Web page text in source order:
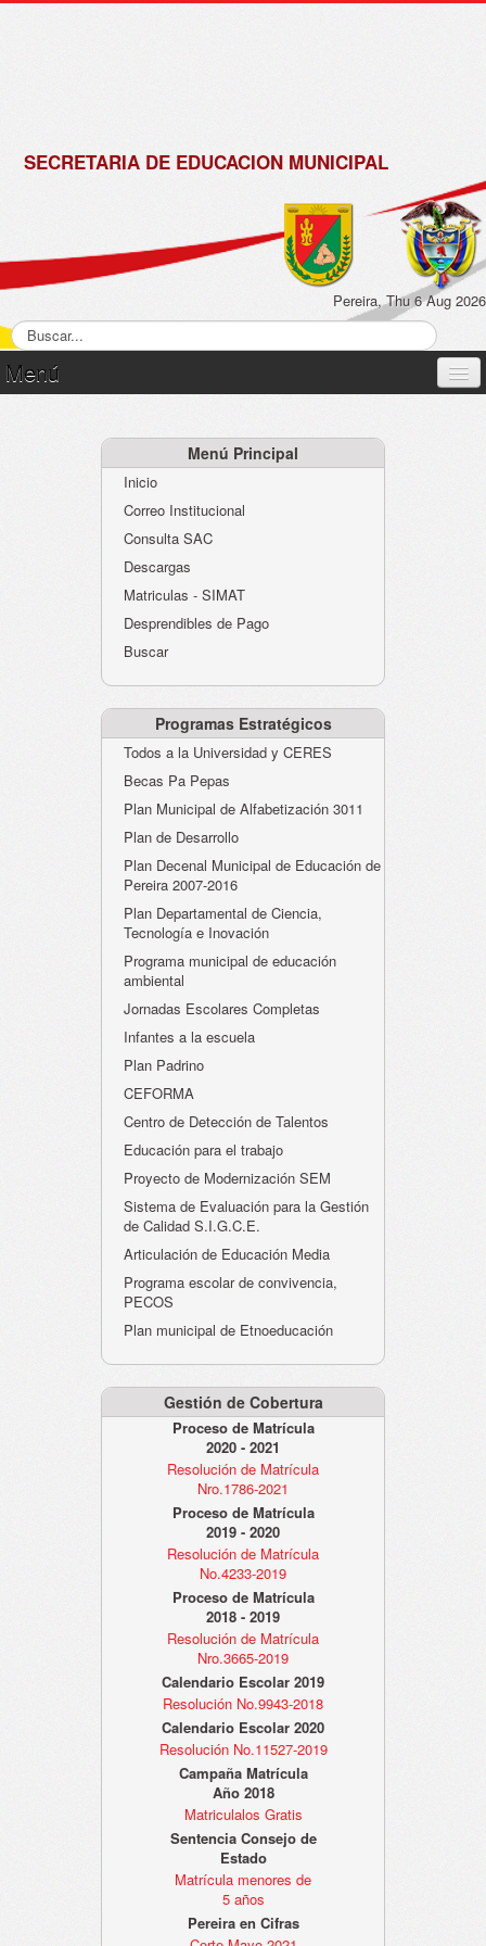
SECRETARIA DE EDUCACION MUNICIPAL
Pereira, Thu 6 Aug 2026
Menú
Atención al Ciudadano
Instituciones Educativas
Despacho Secretaría
Evaluación desempeño
Humano-Cesantías
Menú Principal
Inicio
Correo Institucional
Consulta SAC
Descargas
Matriculas - SIMAT
Desprendibles de Pago
Buscar
Programas Estratégicos
Todos a la Universidad y CERES
Becas Pa Pepas
Plan Municipal de Alfabetización 3011
Plan de Desarrollo
Plan Decenal Municipal de Educación de
Pereira 2007-2016
Plan Departamental de Ciencia,
Tecnología e Inovación
Programa municipal de educación
ambiental
Jornadas Escolares Completas
Infantes a la escuela
Plan Padrino
CEFORMA
Centro de Detección de Talentos
Educación para el trabajo
Proyecto de Modernización SEM
Sistema de Evaluación para la Gestión
de Calidad S.I.G.C.E.
Articulación de Educación Media
Programa escolar de convivencia,
PECOS
Plan municipal de Etnoeducación
Gestión de Cobertura
Proceso de Matrícula
2020 - 2021
Resolución de Matrícula
Nro.1786-2021
Proceso de Matrícula
2019 - 2020
Resolución de Matrícula
No.4233-2019
Proceso de Matrícula
2018 - 2019
Resolución de Matrícula
Nro.3665-2019
Calendario Escolar 2019
Resolución No.9943-2018
Calendario Escolar 2020
Resolución No.11527-2019
Campaña Matrícula
Año 2018
Matriculalos Gratis
Sentencia Consejo de
Estado
Matrícula menores de
5 años
Pereira en Cifras
de